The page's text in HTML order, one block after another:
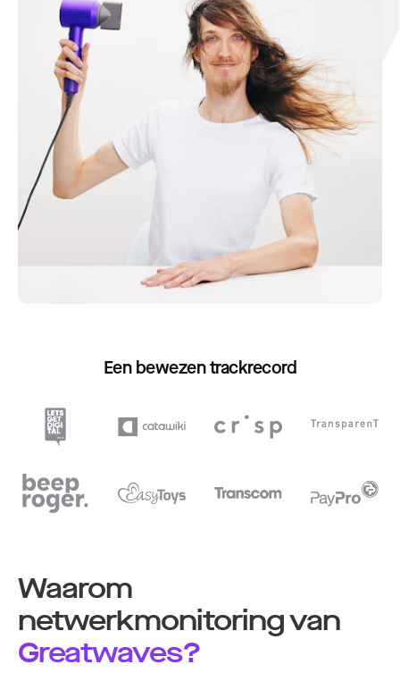
Een bewezen trackrecord
Waarom
netwerkmonitoring van
Greatwaves?